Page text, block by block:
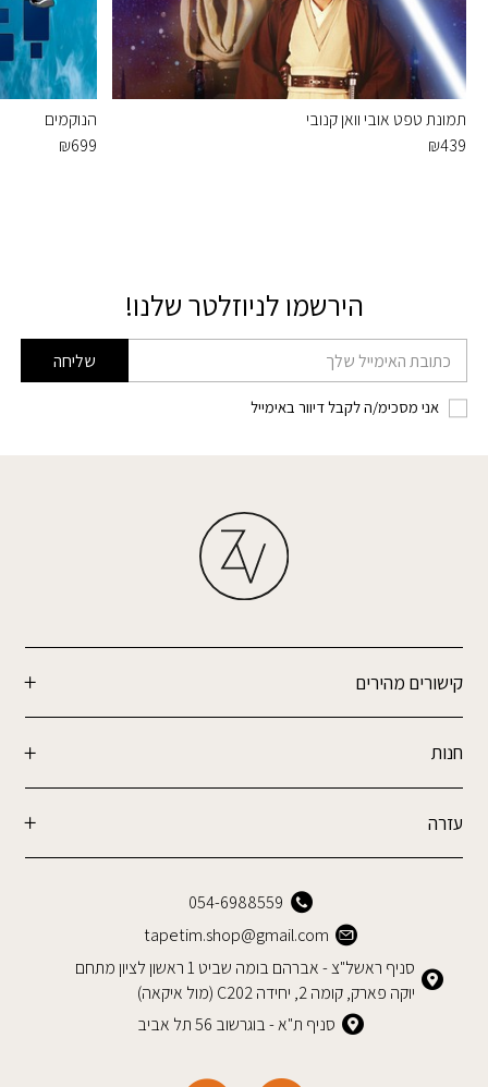
תמונת טפט אובי וואן קנובי
₪439
הנוקמים
₪699
הירשמו לניוזלטר שלנו!
דוא׳׳ל שליחה
אני מסכימ/ה לקבל דיוור באימייל
קישורים מהירים
חנות
עזרה
054-6988559
tapetim.shop@gmail.com
סניף ראשל"צ - אברהם בומה שביט 1 ראשון לציון מתחם
יוקה פארק, קומה 2, יחידה C202 (מול איקאה)
סניף ת"א - בוגרשוב 56 תל אביב